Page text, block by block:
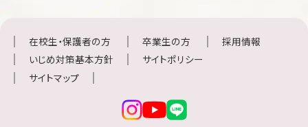
在校生・保護者の方 卒業生の方
採用情報
いじめ対策基本方針
サイトポリシー
サイトマップ